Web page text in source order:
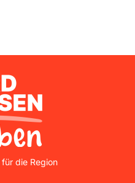
die Region